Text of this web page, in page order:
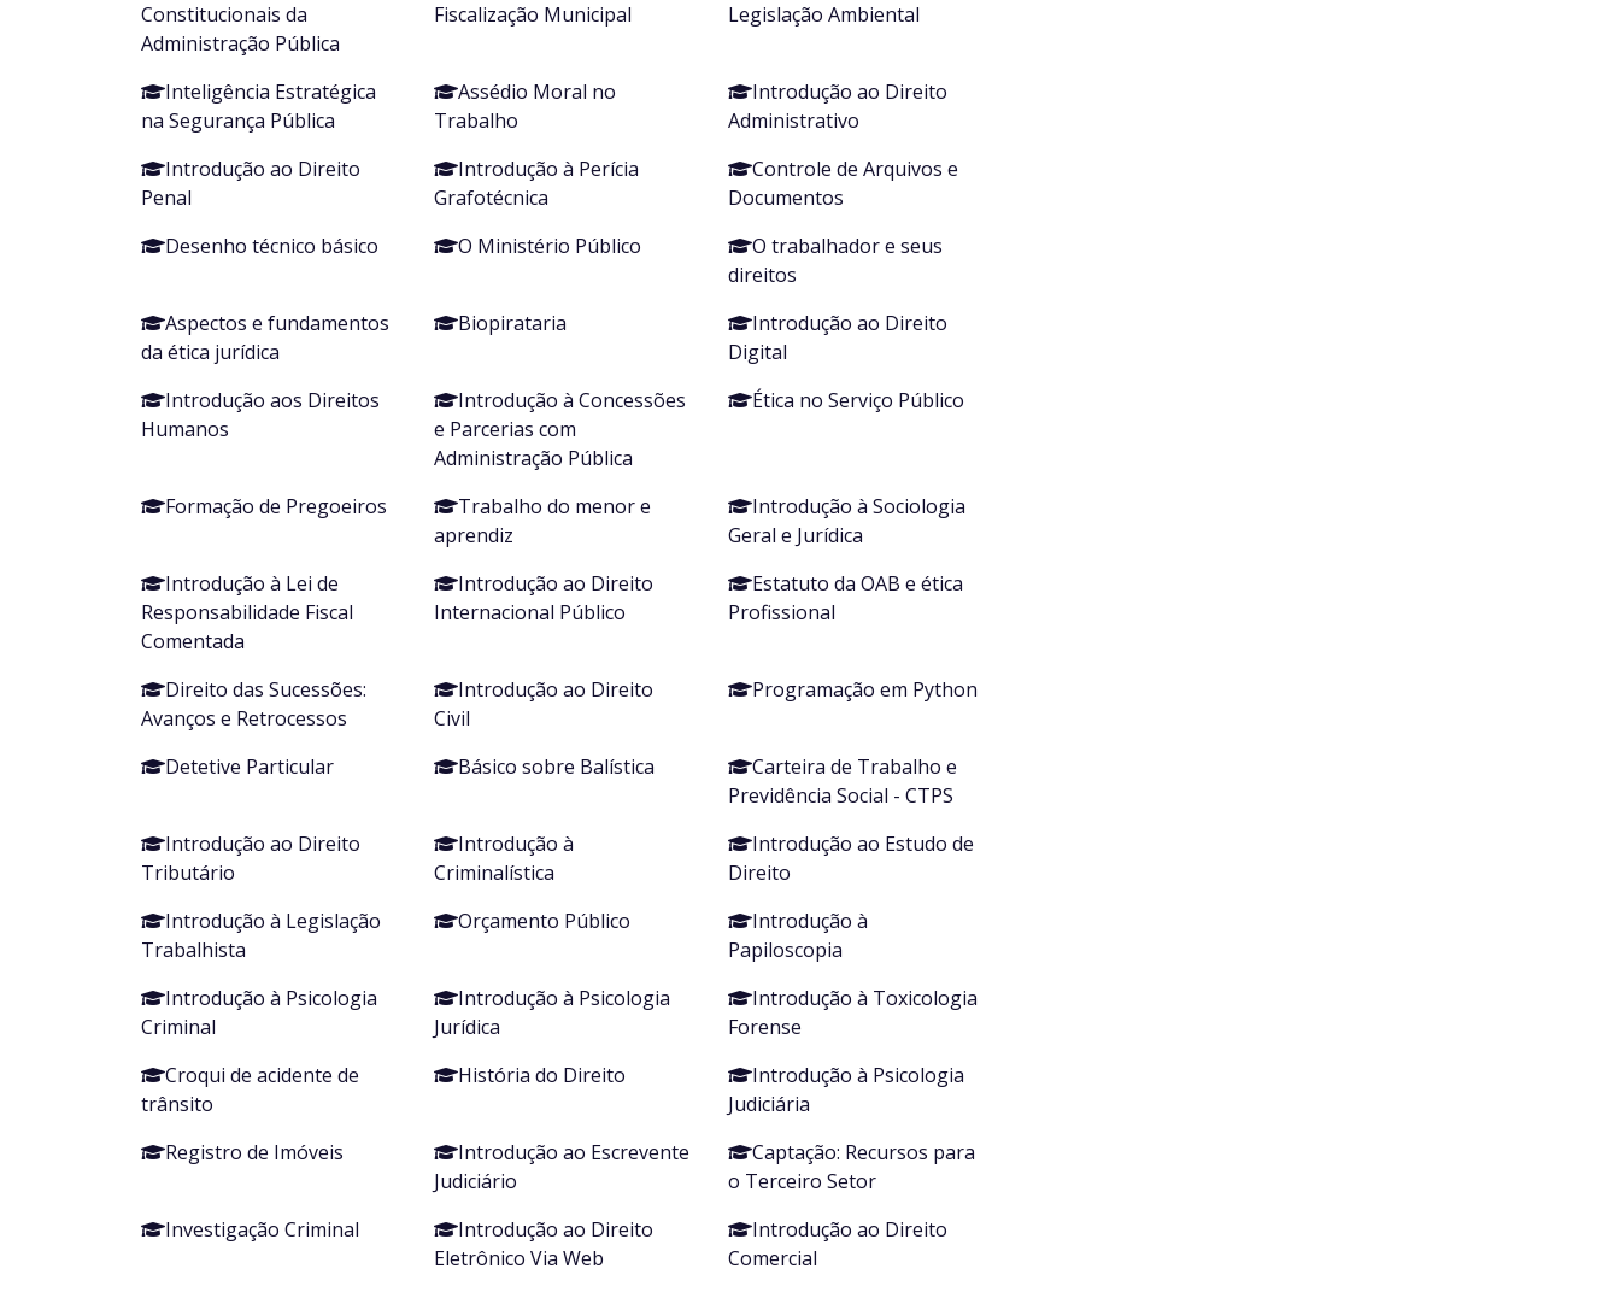
Constitucionais da
Administração Pública
Fiscalização Municipal
Legislação Ambiental
Inteligência Estratégica
na Segurança Pública
Assédio Moral no
Trabalho
Introdução ao Direito
Administrativo
Introdução ao Direito
Penal
Introdução à Perícia
Grafotécnica
Controle de Arquivos e
Documentos
Desenho técnico básico
O Ministério Público
O trabalhador e seus
direitos
Aspectos e fundamentos
da ética jurídica
Biopirataria
Introdução ao Direito
Digital
Introdução aos Direitos
Humanos
Introdução à Concessões
e Parcerias com
Administração Pública
Ética no Serviço Público
Formação de Pregoeiros
Trabalho do menor e
aprendiz
Introdução à Sociologia
Geral e Jurídica
Introdução à Lei de
Responsabilidade Fiscal
Comentada
Introdução ao Direito
Internacional Público
Estatuto da OAB e ética
Profissional
Direito das Sucessões:
Avanços e Retrocessos
Introdução ao Direito
Civil
Programação em Python
Detetive Particular Básico sobre Balística
Carteira de Trabalho e
Previdência Social - CTPS
Introdução ao Direito
Tributário
Introdução à
Criminalística
Introdução ao Estudo de
Direito
Introdução à Legislação
Trabalhista
Orçamento Público
Introdução à
Papiloscopia
Introdução à Psicologia
Criminal
Introdução à Psicologia
Jurídica
Introdução à Toxicologia
Forense
Croqui de acidente de
trânsito
História do Direito
Introdução à Psicologia
Judiciária
Registro de Imóveis
Introdução ao Escrevente
Judiciário
Captação: Recursos para
o Terceiro Setor
Investigação Criminal
Introdução ao Direito
Eletrônico Via Web
Introdução ao Direito
Comercial